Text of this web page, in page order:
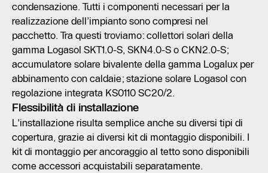
condensazione. Tutti i componenti necessari per la
realizzazione dell’impianto sono compresi nel
pacchetto. Tra questi troviamo: collettori solari della
gamma Logasol SKT1.0-S, SKN4.0-S o CKN2.0-S;
accumulatore solare bivalente della gamma Logalux per
abbinamento con caldaie; stazione solare Logasol con
regolazione integrata KS0110 SC20/2.
Flessibilità di installazione
L'installazione risulta semplice anche su diversi tipi di
copertura, grazie ai diversi kit di montaggio disponibili. I
kit di montaggio per ancoraggio al tetto sono disponibili
come accessori acquistabili separatamente.